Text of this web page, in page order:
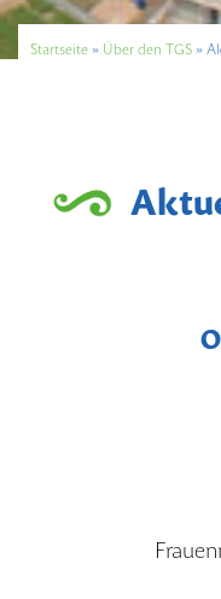
Startseite » Über den TGS »